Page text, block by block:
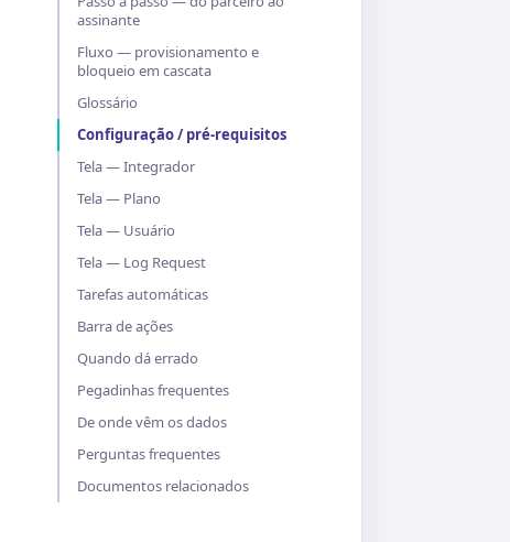
assinante
Fluxo — provisionamento e
bloqueio em cascata
Glossário
Configuração / pré-requisitos
Tela — Integrador
Tela — Plano
Tela — Usuário
Tela — Log Request
Tarefas automáticas
Barra de ações
Quando dá errado
Pegadinhas frequentes
De onde vêm os dados
Perguntas frequentes
Documentos relacionados